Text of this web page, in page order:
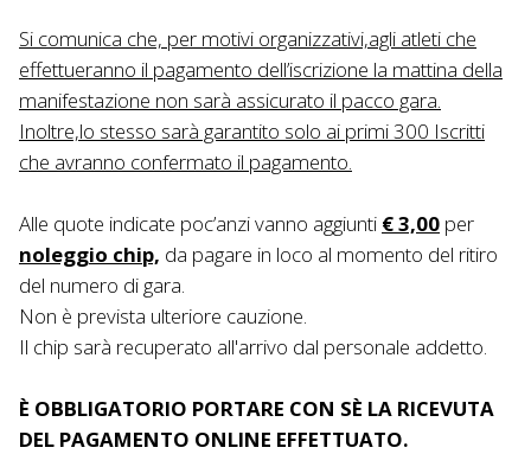
Si comunica che, per motivi organizzativi,agli atleti che
effettueranno il pagamento dell’iscrizione la mattina della
manifestazione non sarà assicurato il pacco gara.
Inoltre,lo stesso sarà garantito solo ai primi 300 Iscritti
che avranno confermato il pagamento.
Alle quote indicate poc’anzi vanno aggiunti € 3,00 per
noleggio chip, da pagare in loco al momento del ritiro
del numero di gara.
Non è prevista ulteriore cauzione.
Il chip sarà recuperato all'arrivo dal personale addetto.
È OBBLIGATORIO PORTARE CON SÈ LA RICEVUTA
DEL PAGAMENTO ONLINE EFFETTUATO.